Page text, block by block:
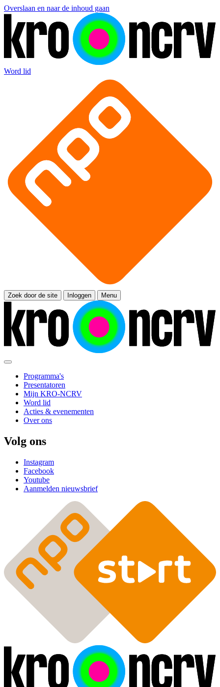
Overslaan en naar de inhoud gaan
Word lid
Zoek door de site Inloggen Menu
Programma's
Presentatoren
Mijn KRO-NCRV
Word lid
Acties & evenementen
Over ons
Volg ons
Instagram
Facebook
Youtube
Aanmelden nieuwsbrief